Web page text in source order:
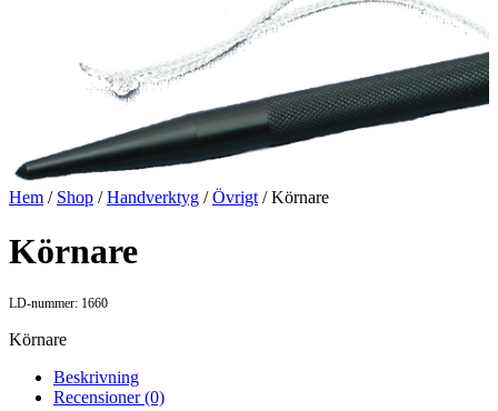
Hem / Shop /Handverktyg /Övrigt / Körnare
Körnare
LD-nummer: 1660
Körnare
Beskrivning
Recensioner (0)